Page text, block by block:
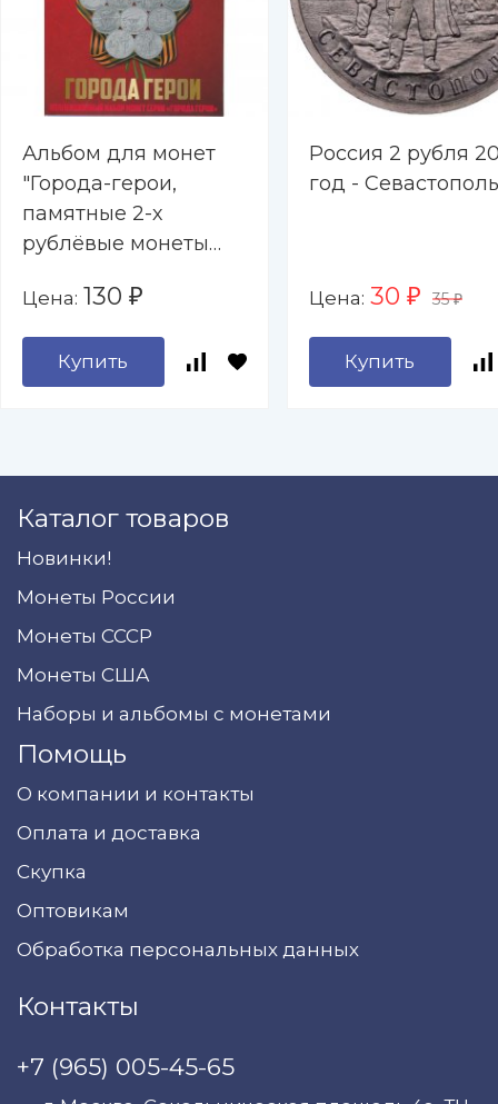
Альбом для монет
"Города-герои,
памятные 2-х
рублёвые монеты
капсул (пустой)
Цена: 130 ₽
Купить
Россия 2 рубля
год - Севастополь
Цена: 30 ₽ 35₽
Купить
Каталог товаров
Новинки!
Монеты России
Монеты СССР
Монеты США
Наборы и альбомы с монетами
Помощь
О компании и контакты
Оплата и доставка
Скупка
Оптовикам
Обработка персональных данных
Контакты
+7 (965) 005-45-65